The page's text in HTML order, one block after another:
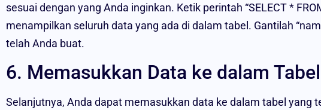
sesuai dengan yang Anda inginkan. Ketik perintah “SELECT *
menampilkan seluruh data yang ada di dalam tabel. Gantilah
telah Anda buat.
6. Memasukkan Data ke dalam Tabel
Selanjutnya, Anda dapat memasukkan data ke dalam tabel yang